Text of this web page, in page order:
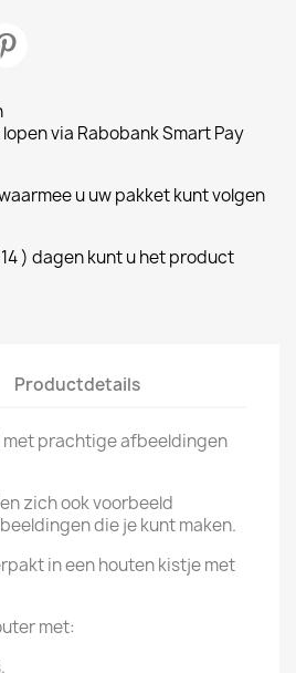
via Rabobank Smart Pay
u uw pakket kunt volgen
) dagen kunt u het product
Productdetails
prachtige afbeeldingen
zich ook voorbeeld
die je kunt maken.
in een houten kistje met
met: